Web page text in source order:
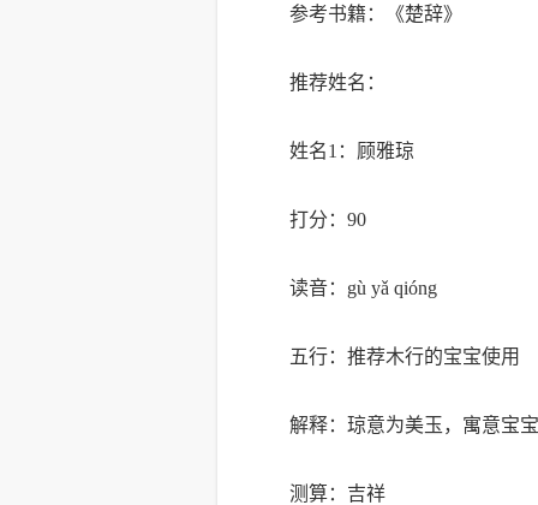
参考书籍：《楚辞》
推荐姓名：
姓名1：顾雅琼
打分：90
读音：gù yǎ qióng
五行：推荐木行的宝宝使用
解释：琼意为美玉，寓意宝
测算：吉祥